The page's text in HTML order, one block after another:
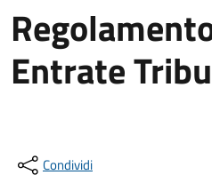
Entrate
Condividi